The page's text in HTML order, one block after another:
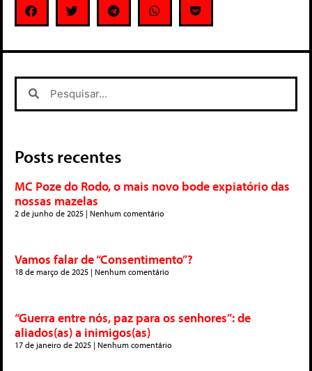
Posts recentes
MC Poze do Rodo, o mais novo bode expiatório das
nossas mazelas
2 de junho de 2025 Nenhum comentário
Vamos falar de “Consentimento”?
18 de março de 2025 Nenhum comentário
“Guerra entre nós, paz para os senhores”: de
aliados(as) a inimigos(as)
17 de janeiro de 2025 Nenhum comentário